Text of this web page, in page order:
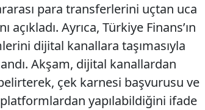
para transferlerini uçtan uca
Ayrıca, Türkiye Finans’ın
dijital kanallara taşımasıyla
Akşam, dijital kanallardan
çek karnesi başvurusu ve
yapılabildiğini ifade